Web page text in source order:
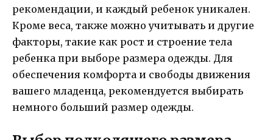
рекомендации, и каждый ребенок уникален.
Кроме веса, также можно учитывать и другие
факторы, такие как рост и строение тела
ребенка при выборе размера одежды. Для
обеспечения комфорта и свободы движения
вашего младенца, рекомендуется выбирать
немного больший размер одежды.